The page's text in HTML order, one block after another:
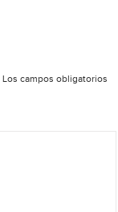
Los campos obligatorios